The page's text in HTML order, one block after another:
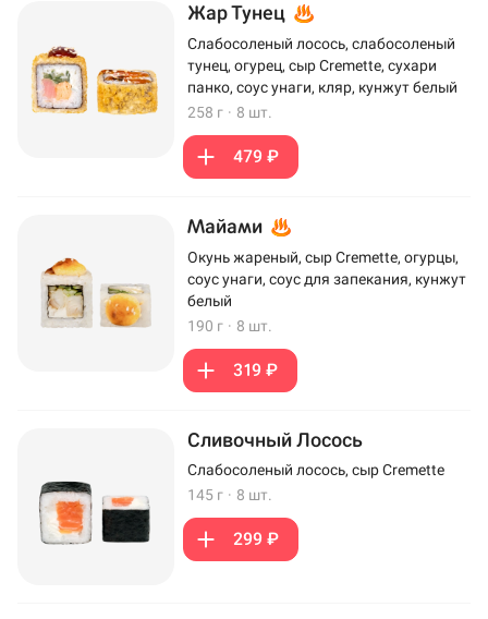
Жар Тунец
Слабосоленый лосось, слабосоленый
тунец, огурец, сыр Cremette, сухари
панко, соус унаги, кляр, кунжут белый
258 г · 8 шт.
479 ₽
Майами
Окунь жареный, сыр Cremette, огурцы,
соус унаги, соус для запекания, кунжут
белый
190 г · 8 шт.
319 ₽
Сливочный Лосось
Слабосоленый лосось, сыр Cremette
145 г · 8 шт.
299 ₽